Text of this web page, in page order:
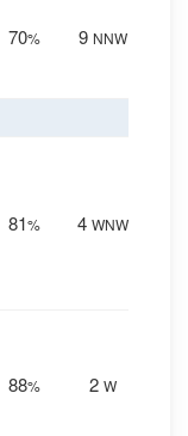
70% 9 NNW
81% 4 WNW
88% 2 W